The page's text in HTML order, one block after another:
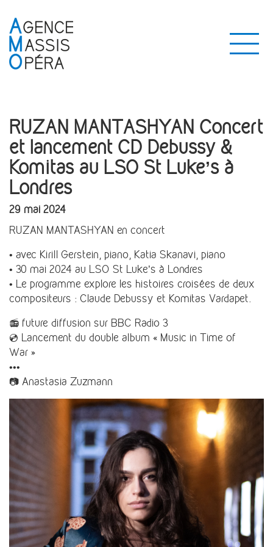
RUZAN MANTASHYAN Concert
et lancement CD Debussy &
Komitas au LSO St Luke’s à
Londres
29 mai 2024
RUZAN MANTASHYAN en concert
• avec Kirill Gerstein, piano, Katia Skanavi, piano
• 30 mai 2024 au LSO St Luke’s à Londres
• Le programme explore les histoires croisées de deux
compositeurs : Claude Debussy et Komitas Vardapet.
📻 future diffusion sur BBC Radio 3
💿 Lancement du double album « Music in Time of
War »
•••
📷 Anastasia Zuzmann